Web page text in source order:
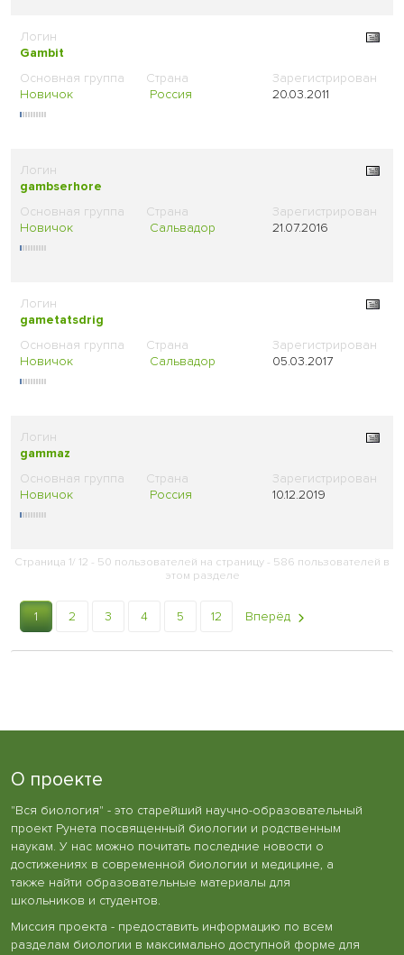
Gambit
Новичок Россия 20.03.2011
gambserhore
Новичок Сальвадор 21.07.2016
gametatsdrig
Новичок Сальвадор 05.03.2017
gammaz
Новичок Россия 10.12.2019
Страница 1/ 12 - 50 пользователей на страницу - 586 пользователей в
этом разделе
1 2 3 4 5 12 Вперёд
О проекте
"Вся биология" - это старейший научно-образовательный
проект Рунета посвященный биологии и родственным
наукам. У нас можно почитать последние новости о
достижениях в современной биологии и медицине, а
также найти образовательные материалы для
школьников и студентов.
Миссия проекта - предоставить информацию по всем
разделам биологии в максимально доступной форме для